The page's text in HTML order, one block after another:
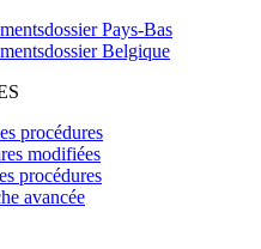
Pays-Bas
Belgique
procédures
modifiées
procédures
avancée